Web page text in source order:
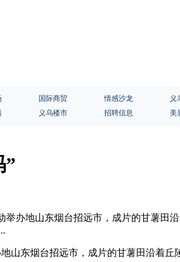
国际商贸 情感沙龙 义
义乌楼市 招聘信息 美
”
举办地山东烟台招远市，成片的甘薯
山东烟台招远市，成片的甘薯田沿着丘